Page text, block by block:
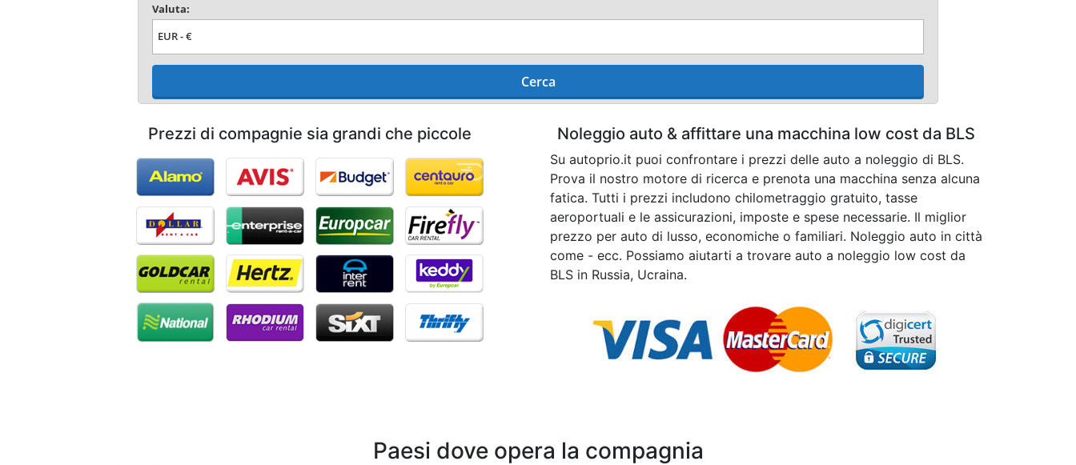
Valuta:
Cerca
Prezzi di compagnie sia grandi che piccole Noleggio auto & affittare una macchina low cost da BLS
Su autoprio.it puoi confrontare i prezzi delle auto a noleggio di BLS.
Prova il nostro motore di ricerca e prenota una macchina senza alcuna
fatica. Tutti i prezzi includono chilometraggio gratuito, tasse
aeroportuali e le assicurazioni, imposte e spese necessarie. Il miglior
prezzo per auto di lusso, economiche o familiari. Noleggio auto in città
come - ecc. Possiamo aiutarti a trovare auto a noleggio low cost da
BLS in Russia, Ucraina.
Paesi dove opera la compagnia